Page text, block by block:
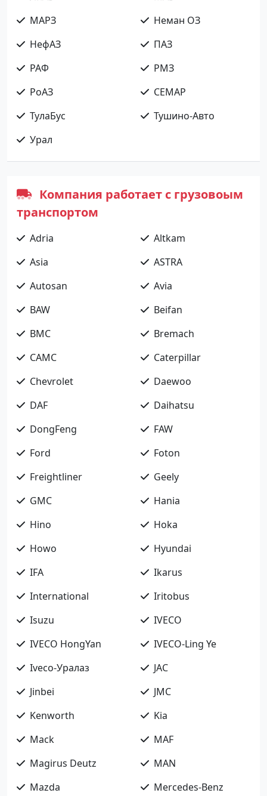
МАРЗ
Неман ОЗ
НефАЗ
ПАЗ
РАФ
РМЗ
РоАЗ
СЕМАР
ТулаБус
Тушино-Авто
Урал
Компания работает с грузовоым
транспортом
Adria
Altkam
Asia
ASTRA
Autosan
Avia
BAW
Beifan
BMC
Bremach
CAMC
Caterpillar
Chevrolet
Daewoo
DAF
Daihatsu
DongFeng
FAW
Ford
Foton
Freightliner
Geely
GMC
Hania
Hino
Hoka
Howo
Hyundai
IFA
Ikarus
International
Iritobus
Isuzu
IVECO
IVECO HongYan
IVECO-Ling Ye
Iveco-Уралаз
JAC
Jinbei
JMC
Kenworth
Kia
Mack
MAF
Magirus Deutz
MAN
Mazda
Mercedes-Benz